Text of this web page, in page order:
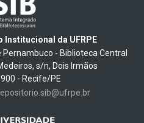
da UFRPE
Pernambuco - Biblioteca Central
s/n, Dois Irmãos
- Recife/PE